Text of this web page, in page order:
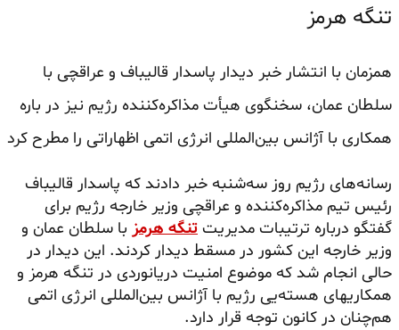
تنگه هرمز
همزمان با انتشار خبر دیدار پاسدار قالیباف و عراقچی با
سلطان عمان، سخنگوی هیأت مذاکره‌کننده رژیم نیز در باره
همکاری با آژانس بین‌المللی انرژی اتمی اظهاراتی را مطرح کرد
رسانه‌های رژیم روز سه‌شنبه خبر دادند که پاسدار قالیباف
رئیس تیم مذاکره‌کننده و عراقچی وزیر خارجه رژیم برای
گفتگو درباره ترتیبات مدیریت تنگه هرمز با سلطان عمان و
وزیر خارجه این کشور در مسقط دیدار کردند. این دیدار در
حالی انجام شد که موضوع امنیت دریانوردی در تنگه هرمز و
همکاریهای هسته‌یی رژیم با آژانس بین‌المللی انرژی اتمی
هم‌چنان در کانون توجه قرار دارد.